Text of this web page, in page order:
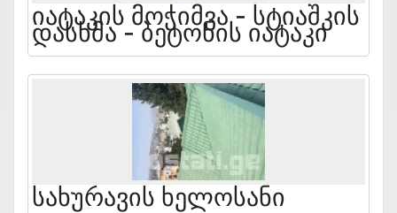
Იატაკის Მოჭიმვა - Სტიაშკის
Დასხმა - Ბეტონის Იატაკი
Სახურავის Ხელოსანი